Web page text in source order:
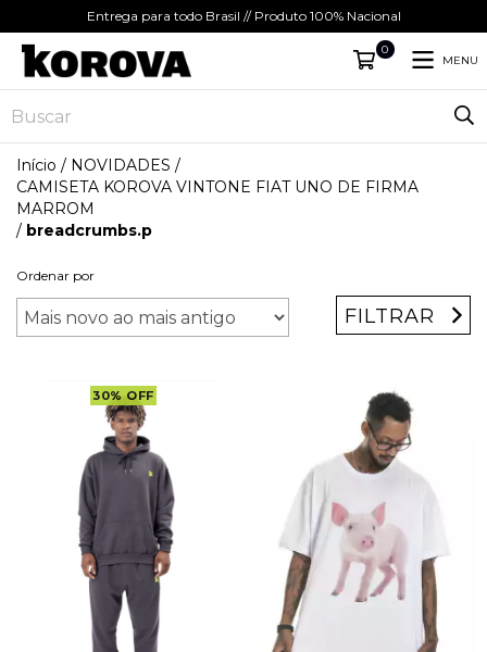
Entrega para todo Brasil // Produto 100% Nacional
0
MENU
Início / NOVIDADES /
CAMISETA KOROVA VINTONE FIAT UNO DE FIRMA
MARROM
/ breadcrumbs.p
Ordenar por
FILTRAR
30% OFF